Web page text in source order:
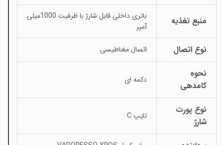
منبع تغذیه
باتری داخلی قابل شارژ با ظرفیت 1000میلی
آمپر
نوع اتصال اتصال مغناطیسی
نحوه
کامدهی
دکمه ای
نوع پورت
شارژ
تایپ C